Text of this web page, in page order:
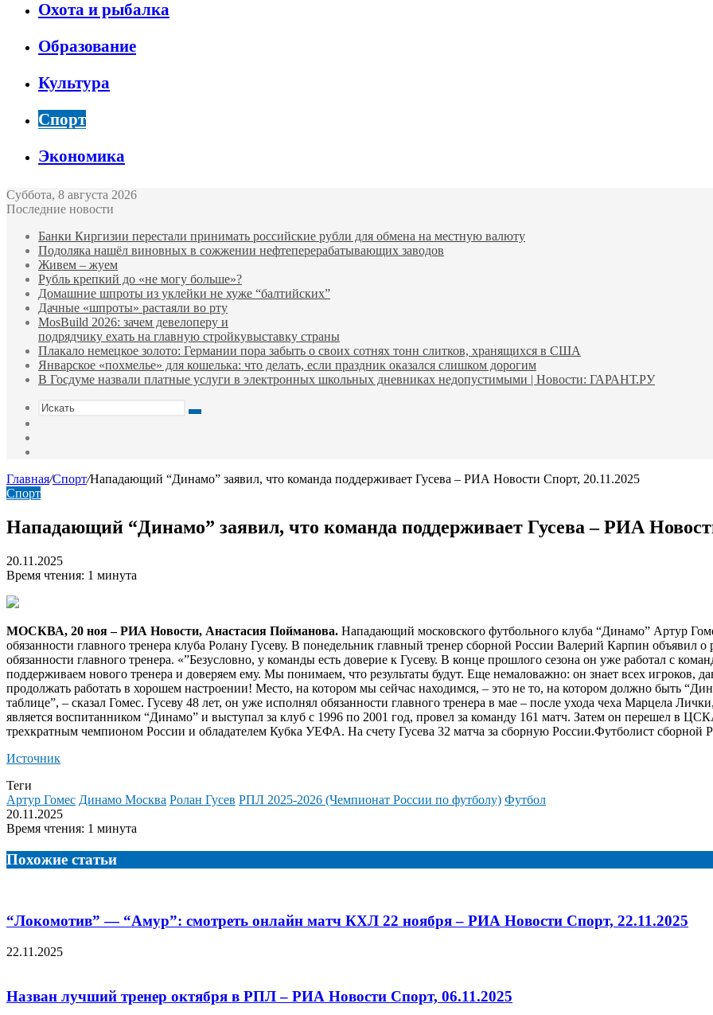
Охота и рыбалка
Образование
Культура
Спорт
Экономика
Суббота, 8 августа 2026
Последние новости
Банки Киргизии перестали принимать российские рубли для обмена на местную валюту
Подоляка нашёл виновных в сожжении нефтеперерабатывающих заводов
Живем – жуем
Рубль крепкий до «не могу больше»?
Домашние шпроты из уклейки не хуже “балтийских”
Дачные «шпроты» растаяли во рту
MosBuild 2026: зачем девелоперу и
подрядчиĸу ехать на главную стройĸувыставĸу страны
Плакало немецкое золото: Германии пора забыть о своих сотнях тонн слитков, хранящихся в США
Январское «похмелье» для кошелька: что делать, если праздник оказался слишком дорогим
В Госдуме назвали платные услуги в электронных школьных дневниках недопустимыми | Новости: ГАРАНТ.РУ
Искать
Главная/Спорт/Нападающий “Динамо” заявил, что команда поддерживает Гусева – РИА Новости Спорт, 20.11.2025
Спорт
Нападающий “Динамо” заявил, что команда поддерживает Гусева – РИА
20.11.2025
Время чтения: 1 минута
МОСКВА, 20 ноя – РИА Новости, Анастасия Пойманова. Нападающий московского футбольного клуба “Динамо” Артур
обязанности главного тренера клуба Ролану Гусеву. В понедельник главный тренер сборной России Валерий Карпин
обязанности главного тренера. «”Безусловно, у команды есть доверие к Гусеву. В конце прошлого сезона он уже работал с
поддерживаем нового тренера и доверяем ему. Мы понимаем, что результаты будут. Еще немаловажно: он знает всех игроков,
продолжать работать в хорошем настроении! Место, на котором мы сейчас находимся, – это не то, на котором должно быть
таблице”, – сказал Гомес. Гусеву 48 лет, он уже исполнял обязанности главного тренера в мае – после ухода чеха Марцела
является воспитанником “Динамо” и выступал за клуб с 1996 по 2001 год, провел за команду 161 матч. Затем он перешел в
трехкратным чемпионом России и обладателем Кубка УЕФА. На счету Гусева 32 матча за сборную России.Футболист сборной
Источник
Теги
Артур Гомес Динамо Москва Ролан Гусев РПЛ 2025-2026 (Чемпионат России по футболу) Футбол
20.11.2025
Время чтения: 1 минута
Похожие статьи
“Локомотив” — “Амур”: смотреть онлайн матч КХЛ 22 ноября – РИА Новости Спорт, 22.11.2025
22.11.2025
Назван лучший тренер октября в РПЛ – РИА Новости Спорт, 06.11.2025